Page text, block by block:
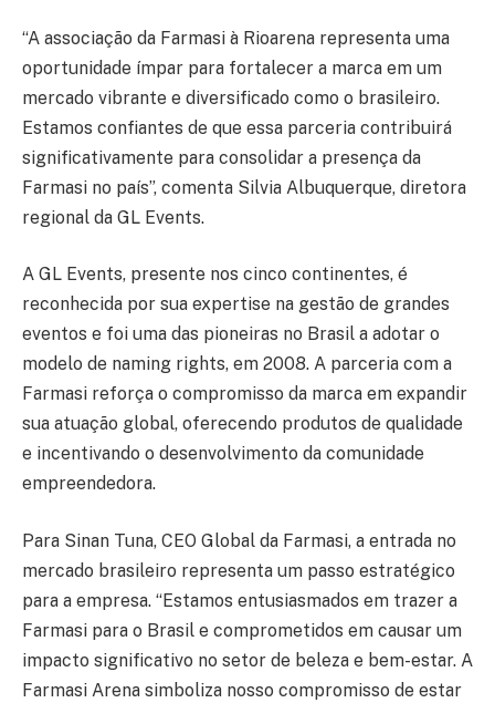
“A associação da Farmasi à Rioarena representa uma
oportunidade ímpar para fortalecer a marca em um
mercado vibrante e diversificado como o brasileiro.
Estamos confiantes de que essa parceria contribuirá
significativamente para consolidar a presença da
Farmasi no país”, comenta Silvia Albuquerque, diretora
regional da GL Events.
A GL Events, presente nos cinco continentes, é
reconhecida por sua expertise na gestão de grandes
eventos e foi uma das pioneiras no Brasil a adotar o
modelo de naming rights, em 2008. A parceria com a
Farmasi reforça o compromisso da marca em expandir
sua atuação global, oferecendo produtos de qualidade
e incentivando o desenvolvimento da comunidade
empreendedora.
Para Sinan Tuna, CEO Global da Farmasi, a entrada no
mercado brasileiro representa um passo estratégico
para a empresa. “Estamos entusiasmados em trazer a
Farmasi para o Brasil e comprometidos em causar um
impacto significativo no setor de beleza e bem-estar. A
Farmasi Arena simboliza nosso compromisso de estar